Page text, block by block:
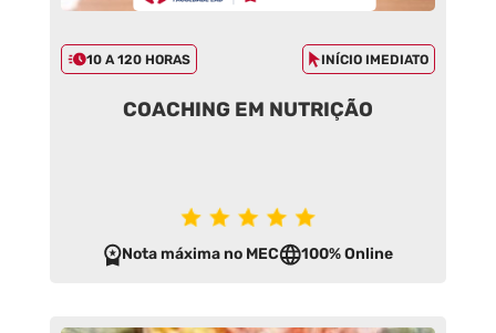
10 A 120 HORAS INÍCIO IMEDIATO
COACHING EM NUTRIÇÃO
Nota máxima no MEC 100% Online